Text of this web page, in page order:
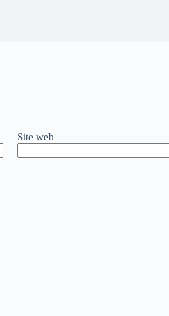
Site web